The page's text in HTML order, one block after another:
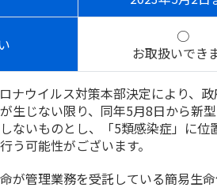
○
お取扱いでき
ナウイルス対策本部決定により、
生じない限り、同年5月8日から新
ないものとし、「5類感染症」に
う可能性がございます。
管理業務を受託している簡易生